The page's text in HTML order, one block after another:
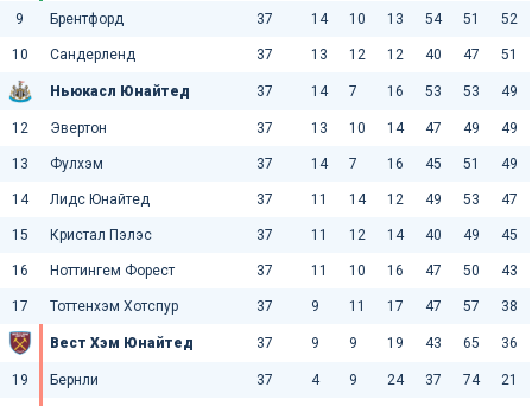
9 Брентфорд 37 14 10 13 54 51 52
10 Сандерленд 37 13 12 12 40 47 51
Ньюкасл Юнайтед 37 14 7 16 53 53 49
12 Эвертон 37 13 10 14 47 49 49
13 Фулхэм 37 14 7 16 45 51 49
14 Лидс Юнайтед 37 11 14 12 49 53 47
15 Кристал Пэлэс 37 11 12 14 40 49 45
16 Ноттингем Форест 37 11 10 16 47 50 43
17 Тоттенхэм Хотспур 37 9 11 17 47 57 38
Вест Хэм Юнайтед 37 9 9 19 43 65 36
19 Бернли 37 4 9 24 37 74 21